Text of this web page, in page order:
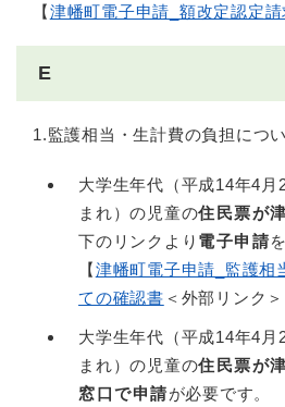
【津幡町電子申請_額改定認定請
E
1.監護相当・生計費の負担につ
大学生年代（平成14年4
まれ）の児童の住民票が
下のリンクより 電子申請
【津幡町電子申請_監護相
ての確認書 ＜外部リンク＞
大学生年代（平成14年4
まれ）の児童の住民票が
窓口で申請が必要です。